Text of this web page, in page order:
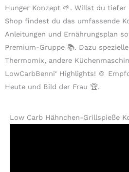
Hunger Konzept 🌱. Willst du tiefer
Shop findest du das umfassende
Anleitungen und Ernährungsplan
Premium-Gruppe 📚. Dazu
Thermomix, andere
LowCarbBenni‘ Highlights! 🍲
Heute und Bild der Frau 🏆.
Low Carb Hähnchen-Grillspieße